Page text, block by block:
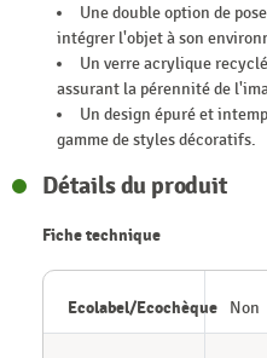
Une double option de
intégrer l'objet à son
Un verre acrylique
assurant la pérennité de
Un design épuré et
gamme de styles décoratifs.
Détails du produit
Fiche technique
Ecolabel/Ecochèque Non